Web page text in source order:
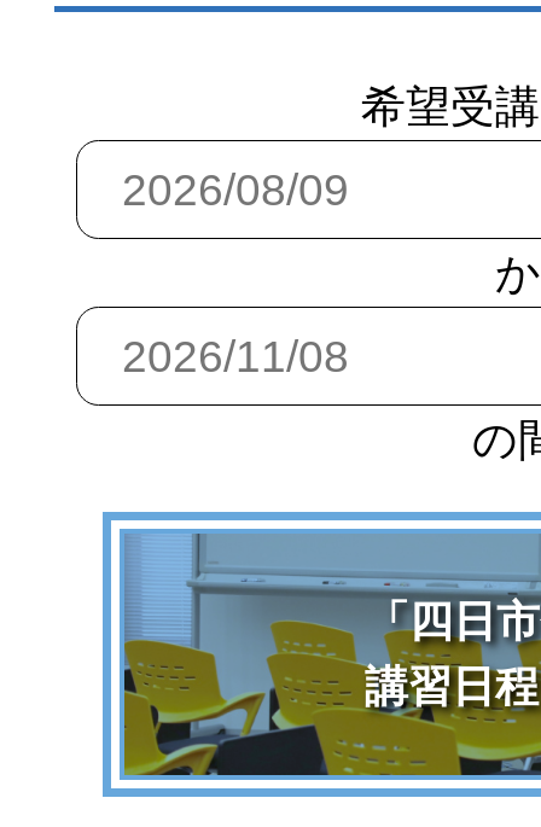
希望受
の
「四日
講習日